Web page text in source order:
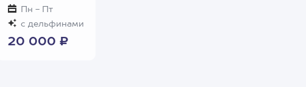
Пн - Пт
с дельфинами
20 000 ₽